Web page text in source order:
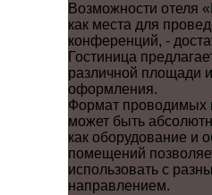
Возможности отеля
как места для
конференций, -
Гостиница
различной площади
оформления.
Формат проводимых
может быть
как оборудование и
помещений
использовать с
направлением.